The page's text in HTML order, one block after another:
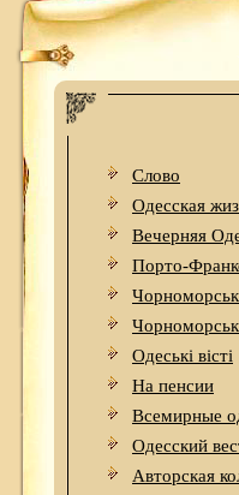
Слово
Одесская
Вечерняя
Порто-
Одеськi вiстi
На пенсии
Всемирные
Одесский
Авторская